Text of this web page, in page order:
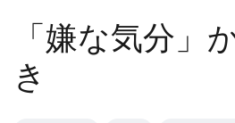
「嫌な気分」
き